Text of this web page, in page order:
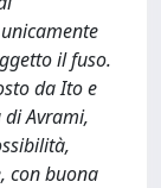
il fuso.
da Ito e
Avrami,
con buona